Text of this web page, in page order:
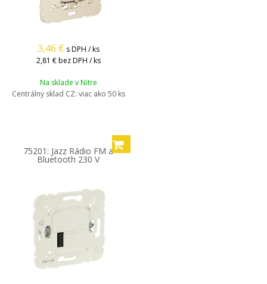
3,46 € s DPH / ks
2,81 € bez DPH / ks
Na sklade v Nitre
Centrálny sklad CZ: viac ako 50 ks
75201: Jazz Rádio FM a
Bluetooth 230 V